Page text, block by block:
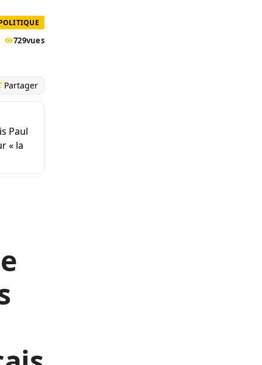
729vues
Partager
Paul
« la